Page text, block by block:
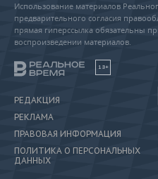
Использование материалов
предварительного согласия
прямая гиперссылка обязательны
воспроизведении материалов.
18+
РЕДАКЦИЯ
РЕКЛАМА
ПРАВОВАЯ ИНФОРМАЦИЯ
ПОЛИТИКА О ПЕРСОНАЛЬНЫХ
ДАННЫХ